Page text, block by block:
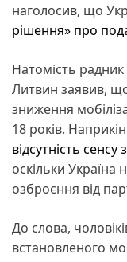
наголосив, що
рішення» про
Натомість
Литвин заявив,
зниження
18 років.
відсутність
оскільки Україна
озброєння від
До слова,
встановленого